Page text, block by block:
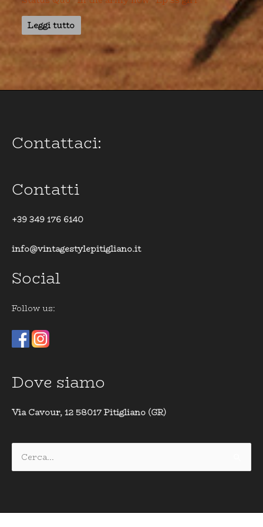
Leggi tutto
Contattaci:
Contatti
+39 349 176 6140
info@vintagestylepitigliano.it
Social
Follow us:
Dove siamo
Via Cavour, 12 58017 Pitigliano (GR)
Cerca: